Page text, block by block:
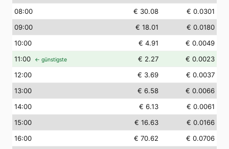
08:00 € 30.08
€ 0.0301
09:00 € 18.01
€ 0.0180
10:00 € 4.91
€ 0.0049
11:00 ← günstigste € 2.27
€ 0.0023
12:00 € 3.69
€ 0.0037
13:00 € 6.58
€ 0.0066
14:00 € 6.13
€ 0.0061
15:00 € 16.63
€ 0.0166
16:00 € 70.62
€ 0.0706